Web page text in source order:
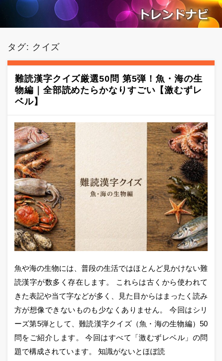
タグ: クイズ
難読漢字クイズ厳選50問 第5弾！魚・海の生
物編｜全部読めたらかなりすごい【激むずレ
ベル】
魚や海の生物には、普段の生活ではほとんど見かけない難
読漢字が数多く存在します。 これらは古くから使われて
きた表記や当て字などが多く、見た目からはまったく読み
方が想像できないものも少なくありません。 今回はシリ
ーズ第5弾として、難読漢字クイズ（魚・海の生物編）50
問をご紹介します。 今回はすべて「激むずレベル」の問
題で構成されています。 知識がないとほぼ読